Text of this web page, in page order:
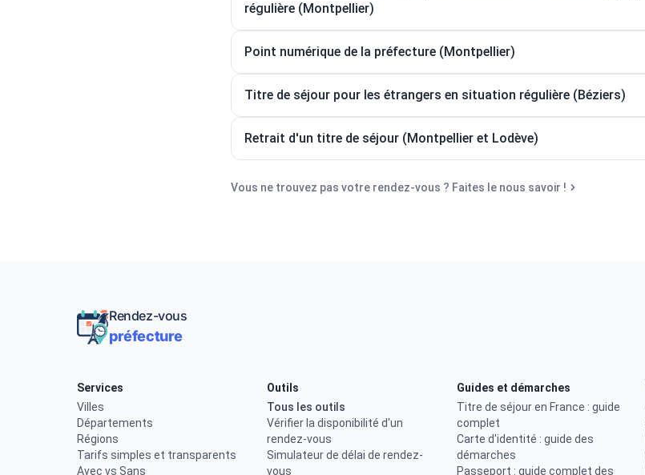
régulière (Montpellier)
Point numérique de la préfecture (Montpellier)
Titre de séjour pour les étrangers en situation régulière (Béziers)
Retrait d'un titre de séjour (Montpellier et Lodève)
Vous ne trouvez pas votre rendez-vous ? Faites le nous savoir !
Rendez-vous
préfecture
Services
Villes
Départements
Régions
Tarifs simples et transparents
Avec vs Sans
Outils
Tous les outils
Vérifier la disponibilité d'un
rendez-vous
Simulateur de délai de rendez-
vous
Guides et démarches
Titre de séjour en France : guide
complet
Carte d'identité : guide des
démarches
Passeport : guide complet des